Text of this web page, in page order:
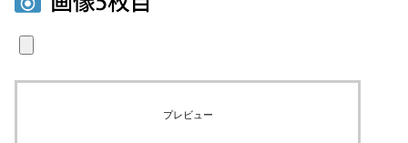
プレビュー